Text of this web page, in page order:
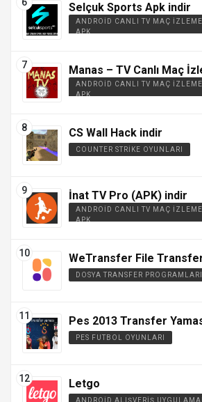
Selçuk Sports Apk indir
ANDROID CANLI TV MAÇ
APK
Manas – TV Canlı Maç
ANDROID CANLI TV MAÇ
APK
CS Wall Hack indir
COUNTER STRIKE OYUNLARI
İnat TV Pro (APK) indir
ANDROID CANLI TV MAÇ
APK
WeTransfer File
DOSYA TRANSFER PROGRAMLARI
Pes 2013 Transfer
PES FUTBOL OYUNLARI
Letgo
ANDROID ALIŞVERIŞ